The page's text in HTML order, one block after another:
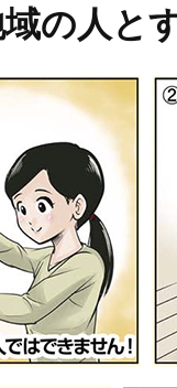
の人と